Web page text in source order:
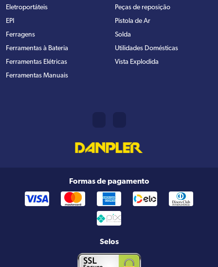
Eletroportáteis
EPI
Ferragens
Ferramentas à Bateria
Ferramentas Elétricas
Ferramentas Manuais
Peças de reposição
Pistola de Ar
Solda
Utilidades Domésticas
Vista Explodida
Formas de pagamento
Selos